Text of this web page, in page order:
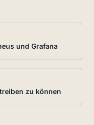
und Grafana
zu können